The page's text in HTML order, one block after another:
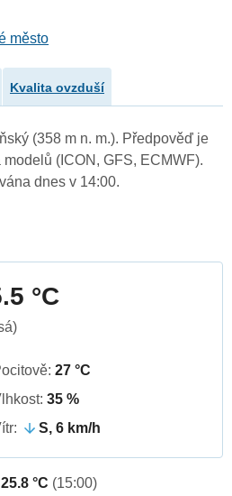
město
Kvalita ovzduší
(358 m n. m.). Předpověď je
(ICON, GFS, ECMWF).
dnes v 14:00.
°C
27 °C
35 %
S, 6 km/h
25.8 °C (15:00)